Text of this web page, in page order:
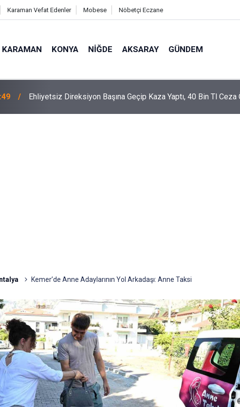
Karaman Vefat Edenler Mobese Nöbetçi Eczane
KARAMAN KONYA NIĞDE AKSARAY GÜNDEM
Mersin’de 4 Mahallenin Ortak Kullandığı Yol Yenilendi
Kemer’de Anne Adaylarının Yol Arkadaşı: Anne Taksi